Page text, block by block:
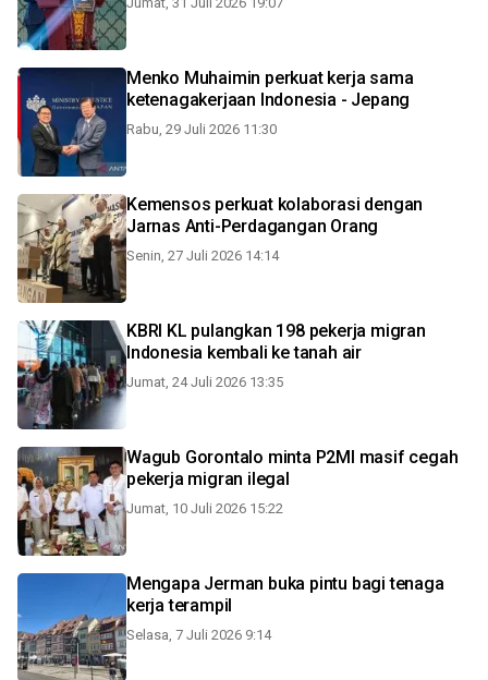
Menko Muhaimin perkuat kerja sama
ketenagakerjaan Indonesia - Jepang
Rabu, 29 Juli 2026 11:30
Kemensos perkuat kolaborasi dengan
Jarnas Anti-Perdagangan Orang
Senin, 27 Juli 2026 14:14
KBRI KL pulangkan 198 pekerja migran
Indonesia kembali ke tanah air
Jumat, 24 Juli 2026 13:35
Wagub Gorontalo minta P2MI masif cegah
pekerja migran ilegal
Jumat, 10 Juli 2026 15:22
Mengapa Jerman buka pintu bagi tenaga
kerja terampil
Selasa, 7 Juli 2026 9:14